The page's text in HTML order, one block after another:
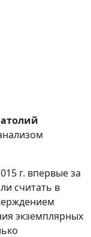
г. впервые за
считать в
экземплярных